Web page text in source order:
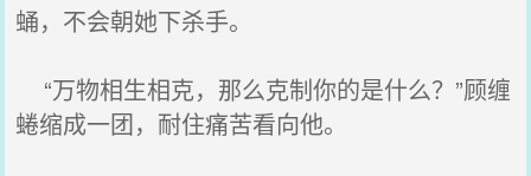
蛹，不会朝她下杀手。
“万物相生相克，那么克制你的是什么？”顾缠
蜷缩成一团，耐住痛苦看向他。